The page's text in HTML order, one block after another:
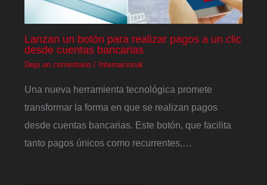
Lanzan un botón para realizar pagos a un clic
desde cuentas bancarias
Deja un comentario / Internacional
Una nueva herramienta tecnológica promete
transformar la forma en que se realizan pagos
desde cuentas bancarias. Este botón, que facilita
tanto pagos únicos como recurrentes,…